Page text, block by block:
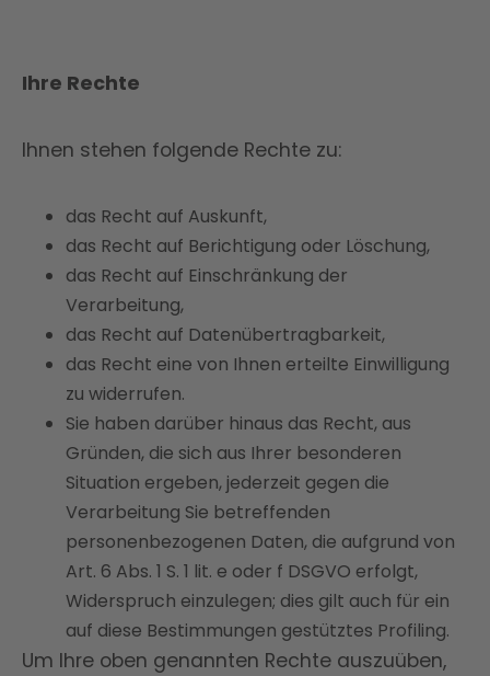
Ihre Rechte
Ihnen stehen folgende Rechte zu:
das Recht auf Auskunft,
das Recht auf Berichtigung oder Löschung,
das Recht auf Einschränkung der
Verarbeitung,
das Recht auf Datenübertragbarkeit,
das Recht eine von Ihnen erteilte Einwilligung
zu widerrufen.
Sie haben darüber hinaus das Recht, aus
Gründen, die sich aus Ihrer besonderen
Situation ergeben, jederzeit gegen die
Verarbeitung Sie betreffenden
personenbezogenen Daten, die aufgrund von
Art. 6 Abs. 1 S. 1 lit. e oder f DSGVO erfolgt,
Widerspruch einzulegen; dies gilt auch für ein
auf diese Bestimmungen gestütztes Profiling.
Um Ihre oben genannten Rechte auszuüben,